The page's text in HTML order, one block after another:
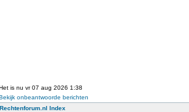
is nu vr 07 aug 2026 1:38
onbeantwoorde berichten
Rechtenforum.nl Index